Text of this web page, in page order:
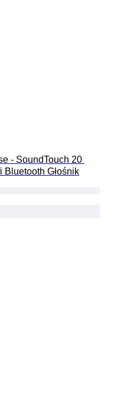
- SoundTouch 20
Bluetooth Głośnik